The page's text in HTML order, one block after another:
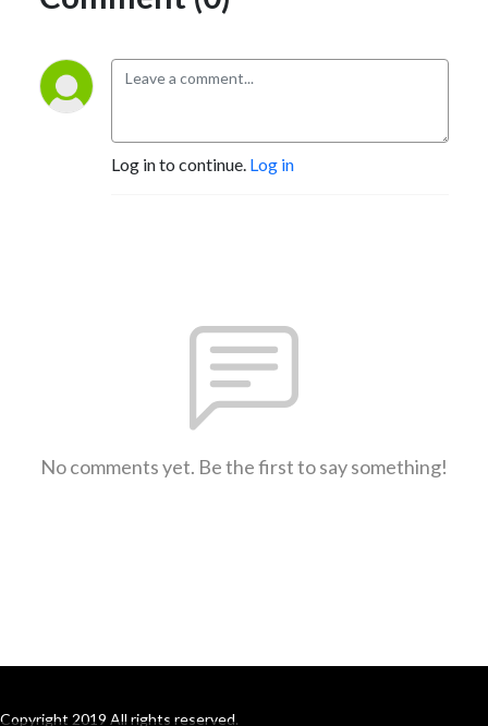
Log in to continue. Log in
No comments yet. Be the first to say something!
Copyright 2019 All rights reserved.